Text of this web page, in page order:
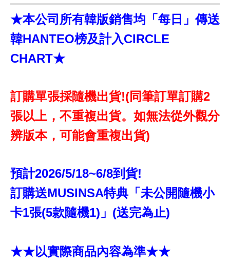
★本公司所有韓版銷售均「每日」傳送
韓HANTEO榜及計入CIRCLE
CHART★
訂購單張採隨機出貨!(同筆訂單訂購2
張以上，不重複出貨。如無法從外觀分
辨版本，可能會重複出貨)
預計2026/5/18~6/8到貨!
訂購送MUSINSA特典「未公開隨機小
卡1張(5款隨機1)」(送完為止)
★★以實際商品內容為準★★